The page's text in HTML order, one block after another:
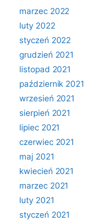
marzec 2022
luty 2022
styczeń 2022
grudzień 2021
listopad 2021
październik 2021
wrzesień 2021
sierpień 2021
lipiec 2021
czerwiec 2021
maj 2021
kwiecień 2021
marzec 2021
luty 2021
styczeń 2021